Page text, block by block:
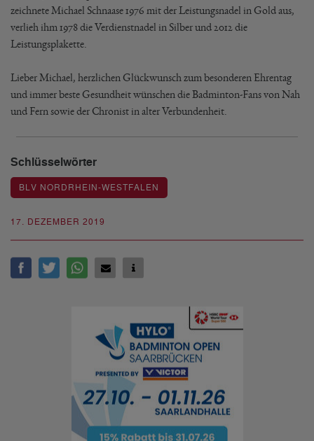
17. DEZEMBER 2019
zeichnete Michael Schnaase 1976 mit der Leistungsnadel in Gold aus,
verlieh ihm 1978 die Verdienstnadel in Silber und 2012 die
Leistungsplakette.
Lieber Michael, herzlichen Glückwunsch zum besonderen Ehrentag
und immer beste Gesundheit wünschen die Badminton-Fans von Nah
und Fern sowie der Chronist in alter Verbundenheit.
Schlüsselwörter
BLV NORDRHEIN-WESTFALEN